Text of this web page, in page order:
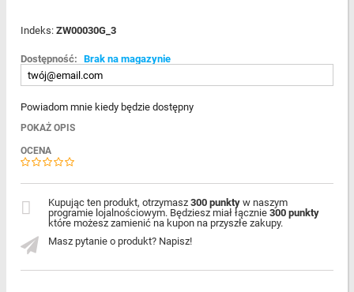
Indeks: ZW00030G_3
Dostępność: Brak na magazynie
Powiadom mnie kiedy będzie dostępny
POKAŻ OPIS
OCENA
Masz pytanie o produkt? Napisz!
Kupując ten produkt, otrzymasz 300 punkty w naszym
programie lojalnościowym. Będziesz miał łącznie 300 punkty
które możesz zamienić na kupon na przyszłe zakupy.